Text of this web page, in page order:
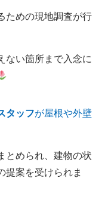
ための現地調査が行
ない箇所まで入念に
タッフが屋根や外壁
とめられ、建物の状
提案を受けられま